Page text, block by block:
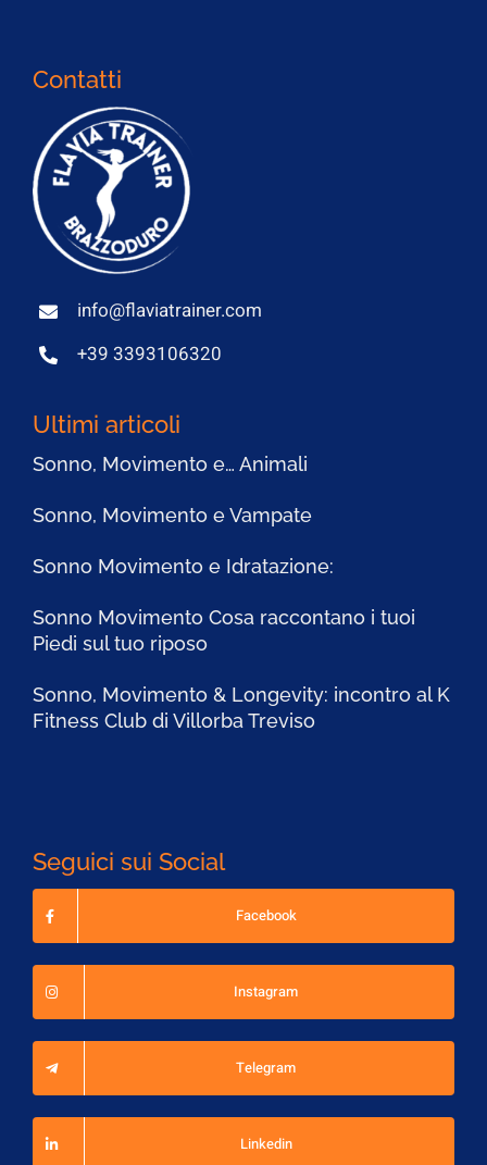
Contatti
info@flaviatrainer.com
+39 3393106320
Ultimi articoli
Sonno, Movimento e… Animali
Sonno, Movimento e Vampate
Sonno Movimento e Idratazione:
Sonno Movimento Cosa raccontano i tuoi
Piedi sul tuo riposo
Sonno, Movimento & Longevity: incontro al K
Fitness Club di Villorba Treviso
Seguici sui Social
Facebook
Instagram
Telegram
Linkedin